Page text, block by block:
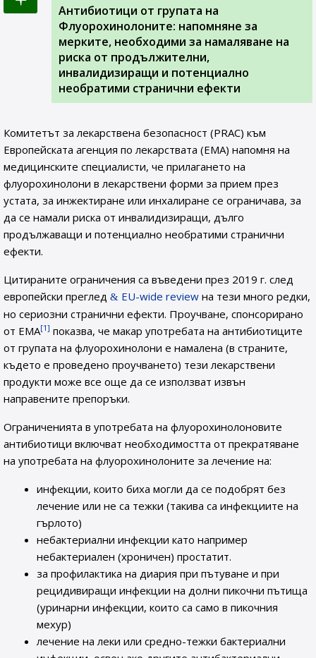
Антибиотици от групата на
Флуорохинолоните: напомняне за
мерките, необходими за намаляване на
риска от продължителни,
инвалидизиращи и потенциално
необратими странични ефекти
Комитетът за лекарствена безопасност (PRAC) към
Европейската агенция по лекарствата (ЕМА) напомня на
медицинските специалисти, че прилагането на
флуорохинолони в лекарствени форми за прием през
устата, за инжектиране или инхалиране се ограничава, за
да се намали риска от инвалидизиращи, дълго
продължаващи и потенциално необратими странични
ефекти.
Цитираните ограничения са въведени през 2019 г. след
европейски преглед
EU-wide review на тези много редки,
но сериозни странични ефекти. Проучване, спонсорирано
от ЕМА[1] показва, че макар употребата на антибиотиците
от групата на флуорохинолони е намалена (в страните,
където е проведено проучването) тези лекарствени
продукти може все още да се използват извън
направените препоръки.
Ограниченията в употребата на флуорохинолоновите
антибиотици включват необходимостта от прекратяване
на употребата на флуорохинолоните за лечение на:
инфекции, които биха могли да се подобрят без
лечение или не са тежки (такива са инфекциите на
гърлото)
небактериални инфекции като например
небактериален (хроничен) простатит.
за профилактика на диария при пътуване и при
рецидивиращи инфекции на долни пикочни пътища
(уринарни инфекции, които са само в пикочния
мехур)
лечение на леки или средно-тежки бактериални